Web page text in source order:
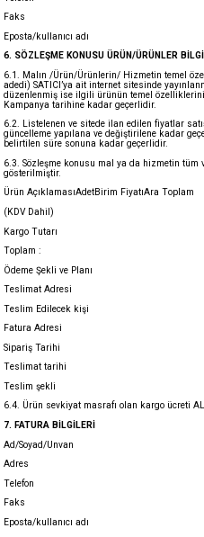
Faks
Eposta/kullanıcı adı
6. SÖZLEŞME KONUSU ÜRÜN/ÜRÜNLER
6.1. Malın /Ürün/Ürünlerin/ Hizmetin temel
adedi) SATICI’ya ait internet sitesinde
düzenlenmiş ise ilgili ürünün temel
Kampanya tarihine kadar geçerlidir.
6.2. Listelenen ve sitede ilan edilen fiyatlar
güncelleme yapılana ve değiştirilene kadar
belirtilen süre sonuna kadar geçerlidir.
6.3. Sözleşme konusu mal ya da hizmetin tüm
gösterilmiştir.
Ürün AçıklamasıAdetBirim FiyatıAra Toplam
(KDV Dahil)
Kargo Tutarı
Toplam :
Ödeme Şekli ve Planı
Teslimat Adresi
Teslim Edilecek kişi
Fatura Adresi
Sipariş Tarihi
Teslimat tarihi
Teslim şekli
6.4. Ürün sevkiyat masrafı olan kargo ücreti
7. FATURA BİLGİLERİ
Ad/Soyad/Unvan
Adres
Telefon
Faks
Eposta/kullanıcı adı